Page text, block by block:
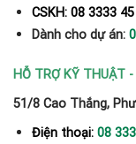
CSKH: 08 3333
Dành cho dự án:
HỖ TRỢ KỸ THUẬT
51/8 Cao Thắng,
Điện thoại: 08